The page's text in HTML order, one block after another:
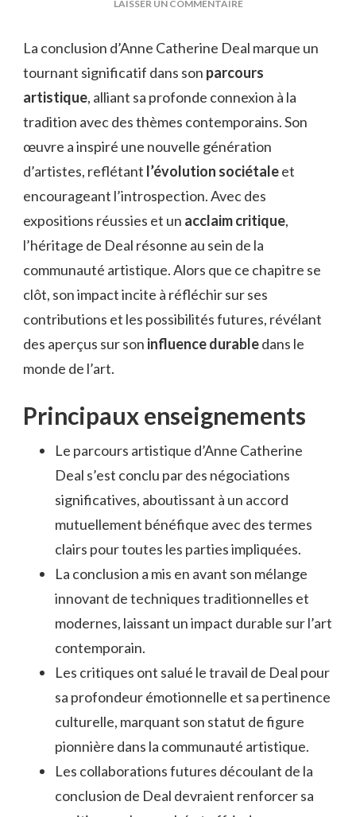
LAISSER UN COMMENTAIRESUR
AFFAIRE
CONCLUE
La conclusion d’Anne Catherine Deal marque un
tournant significatif dans son parcours
artistique, alliant sa profonde connexion à la
tradition avec des thèmes contemporains. Son
œuvre a inspiré une nouvelle génération
d’artistes, reflétant l’évolution sociétaleet
encourageant l’introspection. Avec des
expositions réussies et un acclaim critique,
l’héritage de Deal résonne au sein de la
communauté artistique. Alors que ce chapitre se
clôt, son impact incite à réfléchir sur ses
contributions et les possibilités futures, révélant
des aperçus sur son influence durabledans le
monde de l’art.
Principaux enseignements
Le parcours artistique d’Anne Catherine
Deal s’est conclu par des négociations
significatives, aboutissant à un accord
mutuellement bénéfique avec des termes
clairs pour toutes les parties impliquées.
La conclusion a mis en avant son mélange
innovant de techniques traditionnelles et
modernes, laissant un impact durable sur l’art
contemporain.
Les critiques ont salué le travail de Deal pour
sa profondeur émotionnelle et sa pertinence
culturelle, marquant son statut de figure
pionnière dans la communauté artistique.
Les collaborations futures découlant de la
conclusion de Deal devraient renforcer sa